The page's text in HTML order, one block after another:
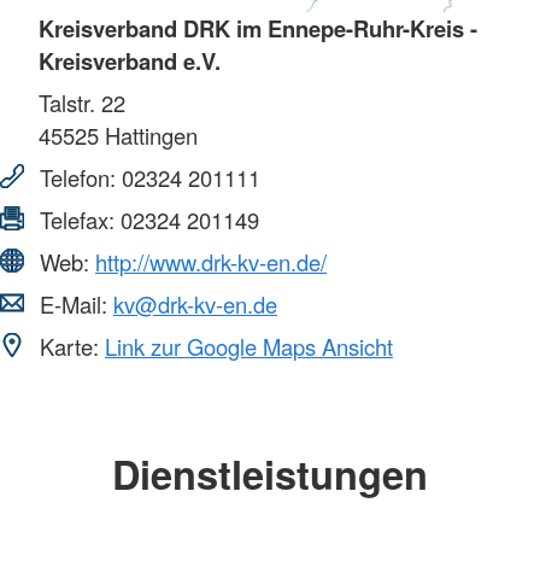
Kreisverband DRK im Ennepe-Ruhr-Kreis -
Kreisverband e.V.
Talstr. 22
45525 Hattingen
Telefon: 02324 201111
Telefax: 02324 201149
Web: http://www.drk-kv-en.de/
E-Mail: kv@drk-kv-en.de
Karte: Link zur Google Maps Ansicht
Dienstleistungen